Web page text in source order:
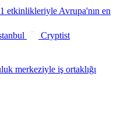
etkinlikleriyle Avrupa'nın en
Cryptist
merkeziyle iş ortaklığı